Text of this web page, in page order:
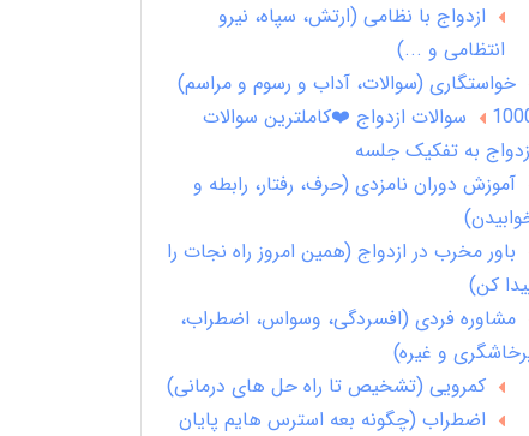
ازدواج با نظامی (ارتش، سپاه، نیرو
انتظامی و ...)
خواستگاری (سوالات، آداب و رسوم و مراسم)
1000 سوالات ازدواج ❤️کاملترین سوالات
به تفکیک جلسه
آموزش دوران نامزدی (حرف، رفتار، رابطه و
باور مخرب در ازدواج (همین امروز راه نجات را
کن)
مشاوره فردی (افسردگی، وسواس، اضطراب،
و غیره)
کمرویی (تشخیص تا راه حل های درمانی)
اضطراب (چگونه بعه استرس هایم پایان